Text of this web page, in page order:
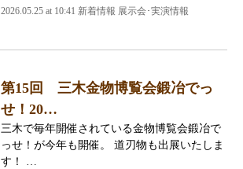
2026.05.25 at 10:41 新着情報 展示会･実演情報
第15回 三木金物博覧会鍛冶でっ
せ！20…
三木で毎年開催されている金物博覧会鍛冶で
っせ！が今年も開催。 道刃物も出展いたしま
す！ …